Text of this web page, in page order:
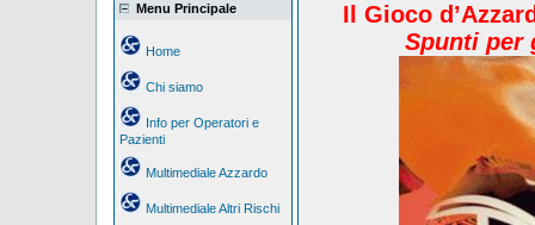
Menu Principale
Home
Chi siamo
Info per Operatori e
Pazienti
Multimediale Azzardo
Multimediale Altri Rischi
Il Gioco
Spunti per